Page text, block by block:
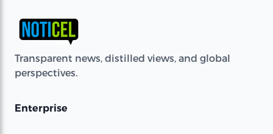
Transparent news, distilled views, and global
perspectives.
Enterprise